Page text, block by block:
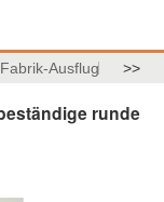
Fabrik-Ausflug >>
runde